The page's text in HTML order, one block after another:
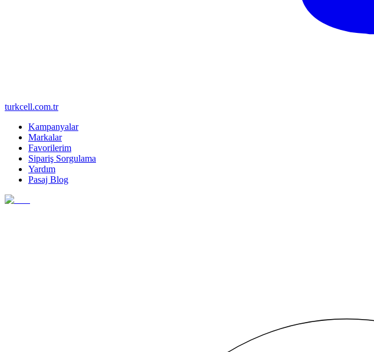
turkcell.com.tr
Kampanyalar
Markalar
Favorilerim
Sipariş Sorgulama
Yardım
Pasaj Blog